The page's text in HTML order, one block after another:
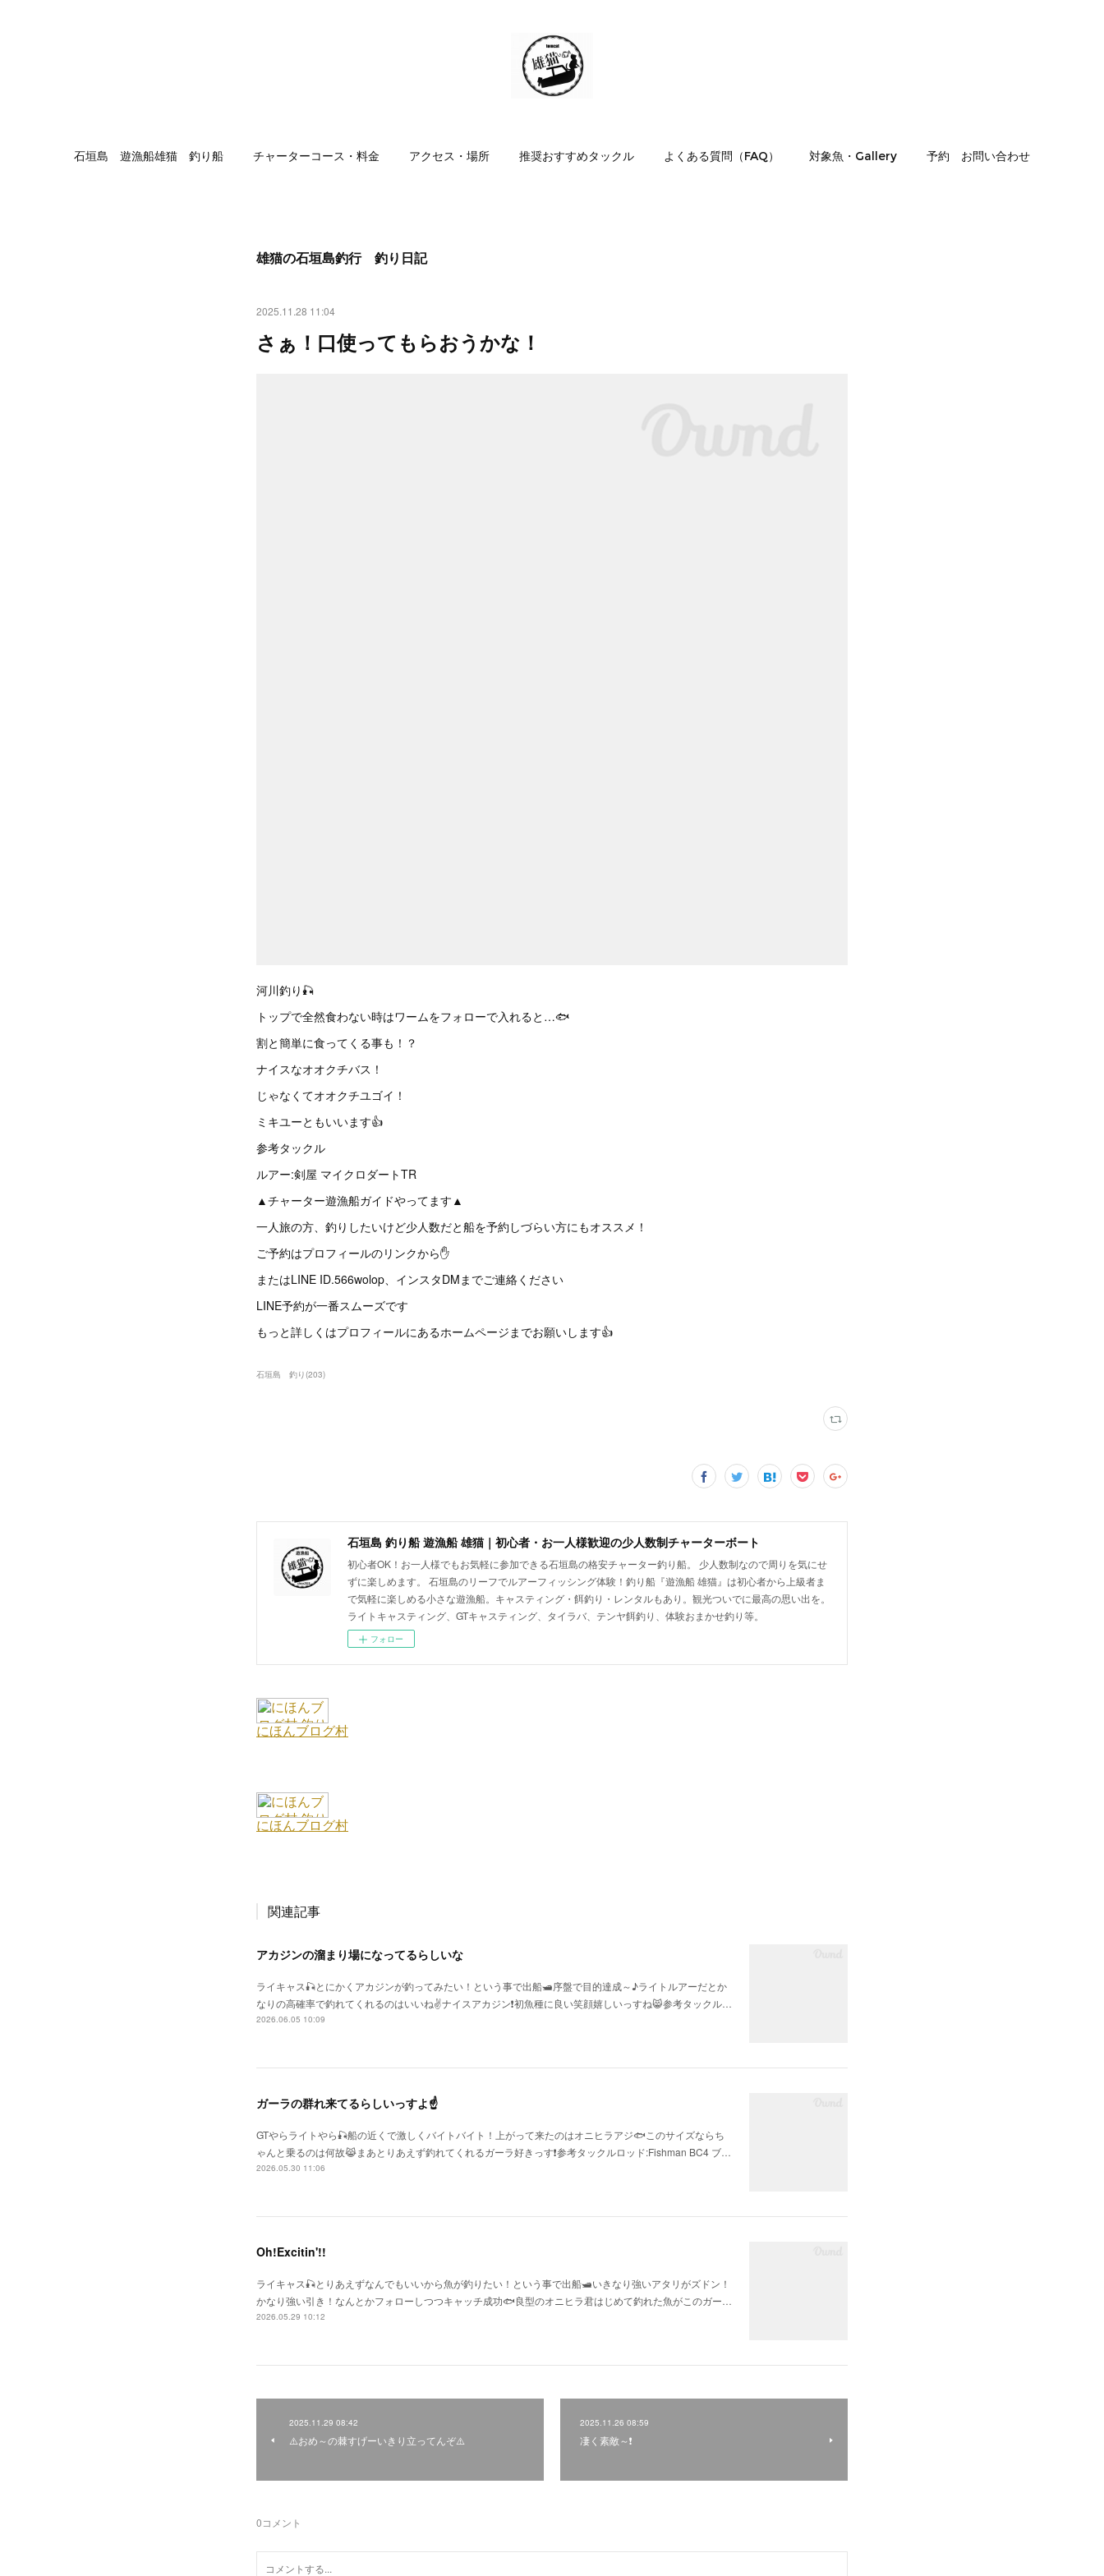
石垣島 遊漁船雄猫 釣り船 チャーターコース・料金 アクセス・場所 推奨おすすめタックル よくある質問（FAQ） 対象魚・Gallery 予約 お問い合わせ
雄猫の石垣島釣行 釣り日記
2025.11.28 11:04
さぁ！口使ってもらおうかな！
河川釣り🎣
トップで全然食わない時はワームをフォローで入れると…🐟
割と簡単に食ってくる事も！？
ナイスなオオクチバス！
じゃなくてオオクチユゴイ！
ミキユーともいいます👍
参考タックル
ルアー:剣屋 マイクロダートTR
▲チャーター遊漁船ガイドやってます▲
一人旅の方、釣りしたいけど少人数だと船を予約しづらい方にもオススメ！
ご予約はプロフィールのリンクから✋
またはLINE ID.566wolop、インスタDMまでご連絡ください
LINE予約が一番スムーズです
もっと詳しくはプロフィールにあるホームページまでお願いします👍
石垣島 釣り(203)
石垣島 釣り船 遊漁船 雄猫｜初心者・お一人様歓迎の少人数制チャーターボート
初心者OK！お一人様でもお気軽に参加できる石垣島の格安チャーター釣り船。 少人数制なので周りを気にせ
ずに楽しめます。 石垣島のリーフでルアーフィッシング体験！釣り船『遊漁船 雄猫』は初心者から上級者ま
で気軽に楽しめる小さな遊漁船。キャスティング・餌釣り・レンタルもあり。観光ついでに最高の思い出を。
ライトキャスティング、GTキャスティング、タイラバ、テンヤ餌釣り、体験おまかせ釣り等。
フォロー
関連記事
アカジンの溜まり場になってるらしいな
ライキャス🎣とにかくアカジンが釣ってみたい！という事で出船🛥序盤で目的達成～♪ライトルアーだとか
なりの高確率で釣れてくれるのはいいね✌ナイスアカジン❗初魚種に良い笑顔嬉しいっすね😸参考タックル…
2026.06.05 10:09
ガーラの群れ来てるらしいっすよ☝
GTやらライトやら🎣船の近くで激しくバイトバイト！上がって来たのはオニヒラアジ🐟このサイズならち
ゃんと乗るのは何故😹まあとりあえず釣れてくれるガーラ好きっす❗参考タックルロッド:Fishman BC4 ブ…
2026.05.30 11:06
Oh!Excitin'!!
ライキャス🎣とりあえずなんでもいいから魚が釣りたい！という事で出船🛥いきなり強いアタリがズドン！
かなり強い引き！なんとかフォローしつつキャッチ成功🐟良型のオニヒラ君はじめて釣れた魚がこのガー…
2026.05.29 10:12
2025.11.29 08:42
⚠️おめ～の棘すげーいきり立ってんぞ⚠️
2025.11.26 08:59
凄く素敵～❗
0コメント